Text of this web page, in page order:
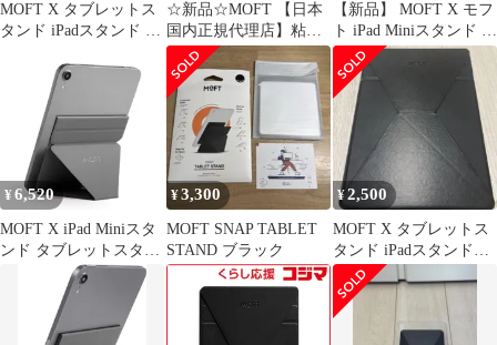
MOFT X タブレットス
タンド iPadスタンド マ
正規代理店] 9.7イン
チ/10.2インチ/10.5イン
チ/12.9インチに対応 極
薄 超軽量 折りたたみ
角度調整可能 収納便利
持ち運び便利 (ブラッ
ク)as
☆新品☆MOFT 【日本
国内正規代理店】粘着
式 超薄型 MOFT X iPad
スタンド ipad pro/air タ
ブレットスタンドに対
応 多角度調整 携帯便利
9.7インチ/10.2イン
チ/10.5インチ/12.9イン
チに対応 折り畳み式
7c983ef2
【新品】 MOFT X モフ
ト iPad Miniスタンド タ
ブレット 粘着式 ミニ
スタンド [日本国内正
規代理店] iPad mini7
(A17 Pro) (2024年)/ミニ
6 (2021年)対応 7.9~9.7
インチ対応 薄型 超軽量
折りたたみ 1
¥6,520
MOFT X iPad Miniスタ
ンド タブレットスタン
ド iPad mini6対応
7.9~9.7インチ対応 【リ
ニューアル版】 極薄 超
軽量 折りたたみ 角度調
¥3,300
MOFT SNAP TABLET
STAND ブラック
¥2,500
MOFT X タブレットス
タンド iPadスタンド
土日限定値下げ